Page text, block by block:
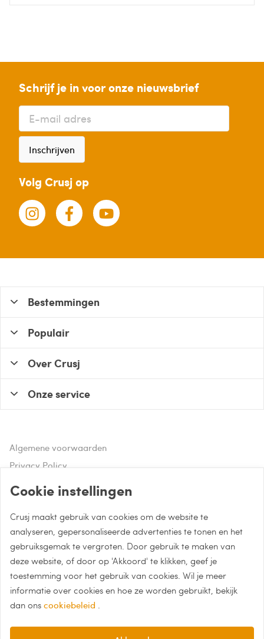
Schrijf je in voor onze nieuwsbrief
Inschrijven
Volg Crusj op
Hulp of advies nodig?
Bel naar 085 - 0043 015
Whatsapp met Crusj
info@crusj.com
Bestemmingen
Populair
Over Crusj
Onze service
Algemene voorwaarden
Privacy Policy
Cookie instellingen
Crusj maakt gebruik van cookies om de website te
analyseren, gepersonaliseerde advertenties te tonen en het
gebruiksgemak te vergroten. Door gebruik te maken van
deze website, of door op 'Akkoord' te klikken, geef je
toestemming voor het gebruik van cookies. Wil je meer
informatie over cookies en hoe ze worden gebruikt, bekijk
dan ons cookiebeleid .